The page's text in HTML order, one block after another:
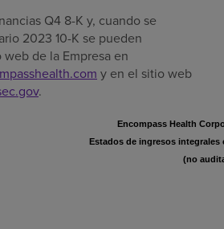
Q4 8-K y, cuando se
2023 10-K se pueden
de la Empresa en
y en el sitio web
.
Encompass Health
Estados de ingresos
(no